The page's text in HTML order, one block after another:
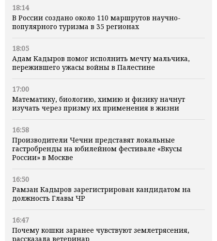
18:14
В России создано около 110 маршрутов научно-
популярного туризма в 35 регионах
18:05
Адам Кадыров помог исполнить мечту мальчика,
пережившего ужасы войны в Палестине
17:00
Математику, биологию, химию и физику начнут
изучать через призму их применения в жизни
16:58
Производители Чечни представят локальные
гастробренды на юбилейном фестивале «Вкусы
России» в Москве
16:50
Рамзан Кадыров зарегистрирован кандидатом на
должность Главы ЧР
16:47
Почему кошки заранее чувствуют землетрясения,
рассказала ветеринар